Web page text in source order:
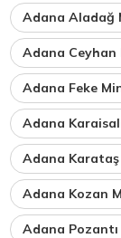
Adana Aladağ
Adana Ceyhan
Adana Feke
Adana
Adana
Adana Kozan
Adana